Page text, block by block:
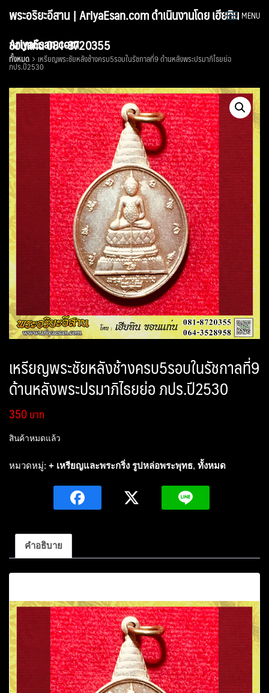
พระอริยะอีสาน | AriyaEsan.com ดำเนินงานโดย เฮียทิน
ขอนแก่น 081-8720355
MENU
AriyaEsan.com
ทั้งหมด เหรียญพระชัยหลังช้างครบ5รอบในรัชกาลที่9 ด้านหลังพระปรมาภิไธยย่อ
ภปร.ปี2530
เหรียญพระชัยหลังช้างครบ5รอบในรัชกาลที่9
ด้านหลังพระปรมาภิไธยย่อ ภปร.ปี2530
350
สินค้าหมดแล้ว
หมวดหมู่: + เหรียญและพระกริ่ง รูปหล่อพระพุทธ, ทั้งหมด
คำอธิบาย